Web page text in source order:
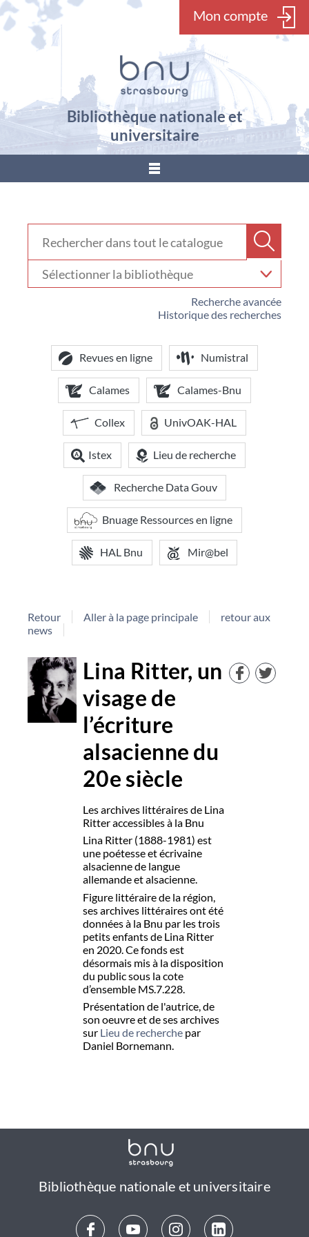
Mon compte
Bibliothèque nationale et
universitaire
???
Recherche avancée
Historique des recherches
votre
bibliothèque
Revues en ligne Numistral
Calames Calames-Bnu
Collex UnivOAK-HAL
Istex Lieu de recherche
Recherche Data Gouv
Bnuage Ressources en ligne
HAL Bnu Mir@bel
Retour Aller à la page principale
retour aux
news
Lina Ritter, un
visage de
l’écriture
alsacienne du
20e siècle
Les archives littéraires de Lina
Ritter accessibles à la Bnu
Lina Ritter (1888-1981) est
une poétesse et écrivaine
alsacienne de langue
allemande et alsacienne.
Figure littéraire de la région,
ses archives littéraires ont été
données à la Bnu par les trois
petits enfants de Lina Ritter
en 2020. Ce fonds est
désormais mis à la disposition
du public sous la cote
d’ensemble MS.7.228.
Présentation de l'autrice, de
son oeuvre et de ses archives
sur Lieu de recherchepar
Daniel Bornemann.
Bibliothèque nationale et universitaire